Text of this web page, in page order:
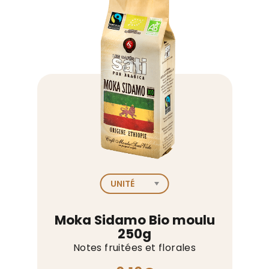
Moka Sidamo Bio moulu
250g
Notes fruitées et florales